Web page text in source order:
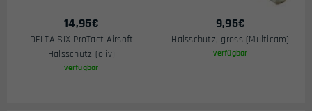
14,95€
DELTA SIX ProTact Airsoft
Halsschutz (oliv)
verfügbar
9,95€
Halsschutz, gross (Multicam)
verfügbar